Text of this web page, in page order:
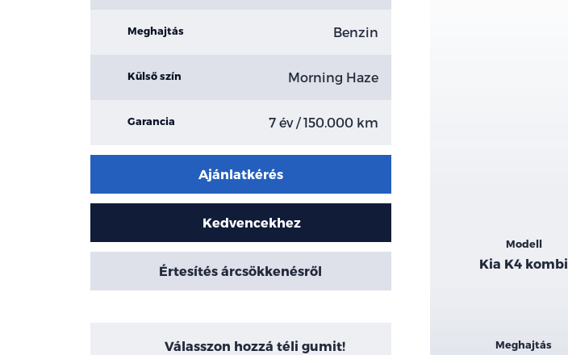
Meghajtás Benzin
Külső szín Morning Haze
Garancia 7 év / 150.000 km
Ajánlatkérés
Kedvencekhez
Értesítés árcsökkenésről
Válasszon hozzá téli gumit!
Kiemelt
adatok
Modell
Kia K4 kombi
Meghajtás